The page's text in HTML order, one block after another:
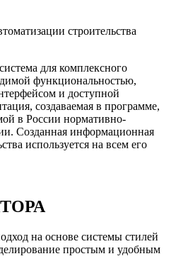
строительства
для комплексного
функциональностью,
и доступной
создаваемая в программе,
в России нормативно-
Созданная информационная
используется на всем его
на основе системы стилей
простым и удобным